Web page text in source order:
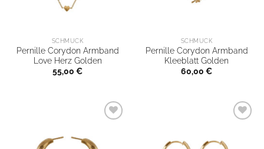
SCHMUCK
Pernille Corydon Armband
Love Herz Golden
55,00 €
SCHMUCK
Pernille Corydon Armband
Kleeblatt Golden
60,00 €